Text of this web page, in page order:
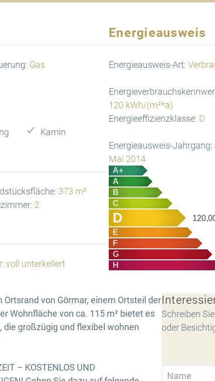
Gas
Kamin
373 m²
2
voll unterkellert
Energieausweis
Energieausweis-Art:
120 kWh/(m²*a)
Energieeffizienzklasse: D
Energieausweis-Jahrgang:
Mai 2014
A+
A
B
C
D
E
F
G
H
von Görmar, einem Ortsteil der
Wohnfläche von ca. 115 m² bietet es
die großzügig und flexibel wohnen
– KOSTENLOS UND
Schreiben
oder